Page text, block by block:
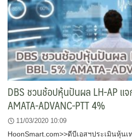
DBS ชวนช้อปหุ้นปันผล LH-AP แ
AMATA-ADVANC-PTT 4%
11/03/2020 10:09
HoonSmart.com>>ดีบีเอสฯประเมินหุ้นเ